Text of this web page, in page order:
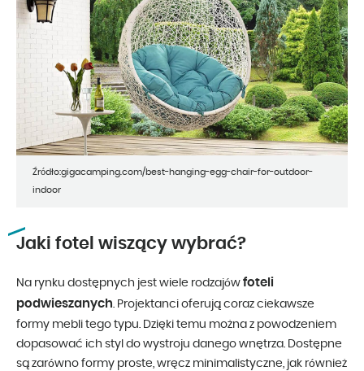
Źródło:gigacamping.com/best-hanging-egg-chair-for-outdoor-
indoor
Jaki fotel wiszący wybrać?
Na rynku dostępnych jest wiele rodzajów foteli
podwieszanych. Projektanci oferują coraz ciekawsze
formy mebli tego typu. Dzięki temu można z powodzeniem
dopasować ich styl do wystroju danego wnętrza. Dostępne
są zarówno formy proste, wręcz minimalistyczne, jak również